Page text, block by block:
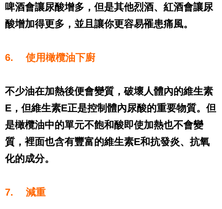
啤酒會讓尿酸增多，但是其他烈酒、紅酒會讓尿
酸增加得更多，並且讓你更容易罹患痛風。
6. 使用橄欖油下廚
不少油在加熱後便會變質，破壞人體內的維生素
E ，但維生素E正是控制體內尿酸的重要物質。但
是橄欖油中的單元不飽和酸即使加熱也不會變
質，裡面也含有豐富的維生素E和抗發炎、抗氧
化的成分。
7. 減重